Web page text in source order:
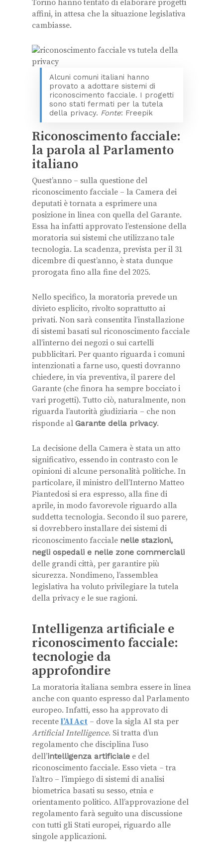
Torino hanno tentato di elaborare progetti
affini, in attesa che la situazione legislativa
cambiasse.
Alcuni comuni italiani hanno
provato a adottare sistemi di
riconoscimento facciale. I progetti
sono stati fermati per la tutela
della privacy. Fonte: Freepik
Riconoscimento facciale:
la parola al Parlamento
italiano
Quest’anno – sulla questione del
riconoscimento facciale – la Camera dei
deputati è tornata a esprimere una
posizione in linea con quella del Garante.
Essa ha infatti approvato l’estensione della
moratoria sui sistemi che utilizzano tale
tecnologia. La scadenza, prevista per il 31
dicembre di quest’anno, è stata dunque
prorogata fino alla fine del 2025.
Nello specifico, la moratoria prevede un
divieto esplicito, rivolto soprattutto ai
privati. Non sarà consentita l’installazione
di sistemi basati sul riconoscimento facciale
all’interno dei negozi o sui cartelli
pubblicitari. Per quanto riguarda i comuni
intenzionati a farne uso, questi dovranno
chiedere, in via preventiva, il parere del
Garante (che finora ha sempre bocciato i
vari progetti). Tutto ciò, naturalmente, non
riguarda l’autorità giudiziaria – che non
risponde al Garante della privacy.
La decisione della Camera è stata un atto
significativo, essendo in contrasto con le
opinioni di alcune personalità politiche. In
particolare, il ministro dell’Interno Matteo
Piantedosi si era espresso, alla fine di
aprile, in modo favorevole riguardo alla
suddetta tecnologia. Secondo il suo parere,
si dovrebbero installare dei sistemi di
riconoscimento facciale nelle stazioni,
negli ospedali e nelle zone commerciali
delle grandi città, per garantire più
sicurezza. Nondimeno, l’assemblea
legislativa ha voluto privilegiare la tutela
della privacy e le sue ragioni.
Intelligenza artificiale e
riconoscimento facciale:
tecnologie da
approfondire
La moratoria italiana sembra essere in linea
anche con quanto espresso dal Parlamento
europeo. Infatti, esso ha approvato di
recente l’AI Act – dove la sigla AI sta per
Artificial Intelligence. Si tratta d’un
regolamento che disciplina l’uso
dell’intelligenza artificiale e del
riconoscimento facciale. Esso vieta – tra
l’altro – l’impiego di sistemi di analisi
biometrica basati su sesso, etnia e
orientamento politico. All’approvazione del
regolamento farà seguito una discussione
con tutti gli Stati europei, riguardo alle
singole applicazioni.